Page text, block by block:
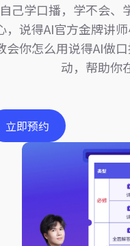
自己学口播，学不会、
，说得AI官方金牌讲
会你怎么用说得AI做
动，帮助你
立即预约